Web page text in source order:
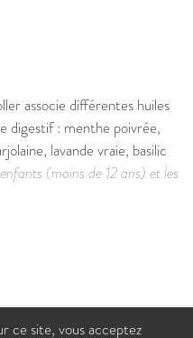
associe différentes huiles
digestif : menthe poivrée,
lavande vraie, basilic
(moins de 12 ans) et les
contre les nausées et
ce site, vous acceptez